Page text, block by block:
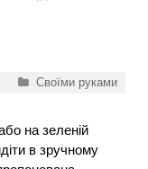
Категорії
Своїми руками
на зеленій
в зручному